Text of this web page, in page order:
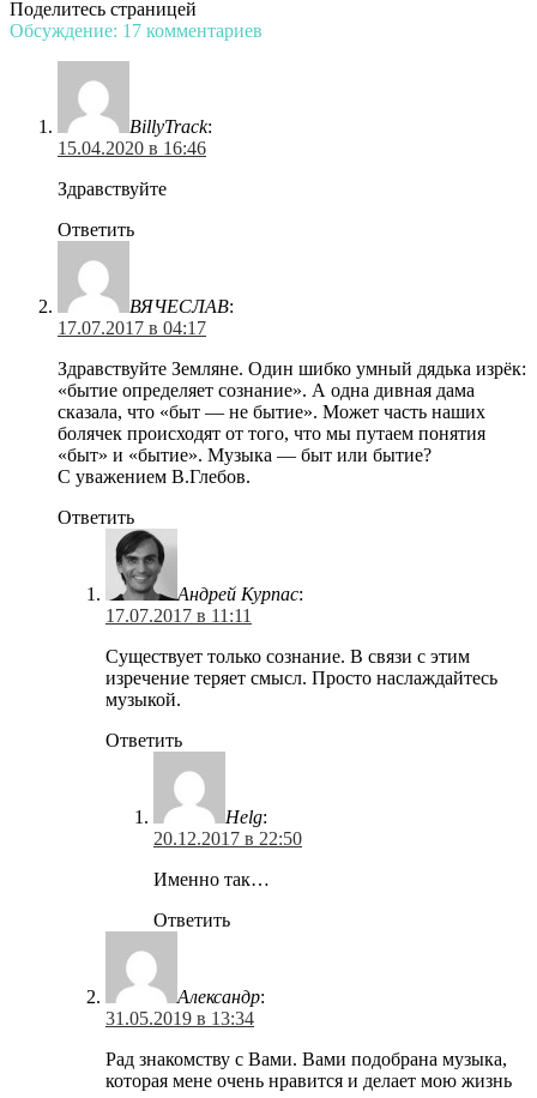
Поделитесь страницей
Обсуждение: 17 комментариев
BillyTrack:
15.04.2020 в 16:46
Здравствуйте
Ответить
ВЯЧЕСЛАВ:
17.07.2017 в 04:17
Здравствуйте Земляне. Один шибко умный дядька изрёк:
«бытие определяет сознание». А одна дивная дама
сказала, что «быт — не бытие». Может часть наших
болячек происходят от того, что мы путаем понятия
«быт» и «бытие». Музыка — быт или бытие?
С уважением В.Глебов.
Ответить
Андрей Курпас:
17.07.2017 в 11:11
Существует только сознание. В связи с этим
изречение теряет смысл. Просто наслаждайтесь
музыкой.
Ответить
Helg:
20.12.2017 в 22:50
Именно так…
Ответить
Александр:
31.05.2019 в 13:34
Рад знакомству с Вами. Вами подобрана музыка,
которая мене очень нравится и делает мою жизнь